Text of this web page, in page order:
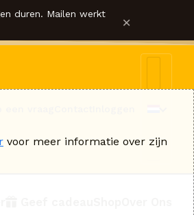
duren. Mailen werkt ×
voor meer informatie over zijn